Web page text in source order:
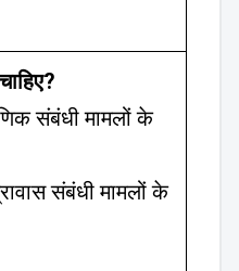
संबंधी मामलों के
संबंधी मामलों के